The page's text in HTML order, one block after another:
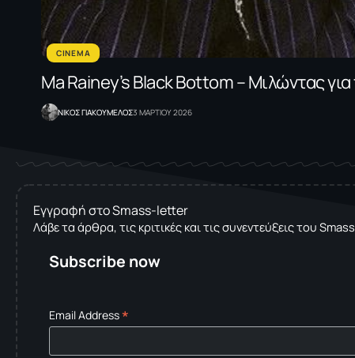
CINEMA
Ma Rainey’s Black Bottom – Μιλώντας
NΙΚΟΣ ΓΙΑΚΟΥΜΕΛΟΣ3 ΜΑΡΤΙΟΥ 2026
Εγγραφή στο Smass-letter
Λάβε τα άρθρα, τις κριτικές και τις συνεντεύξεις του
Subscribe now
Email Address*